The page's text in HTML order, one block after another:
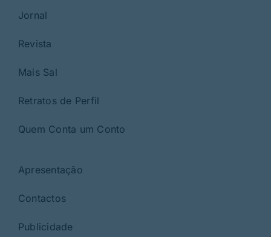
Jornal
Revista
Mais Sal
Retratos de Perfil
Quem Conta um Conto
Apresentação
Contactos
Publicidade